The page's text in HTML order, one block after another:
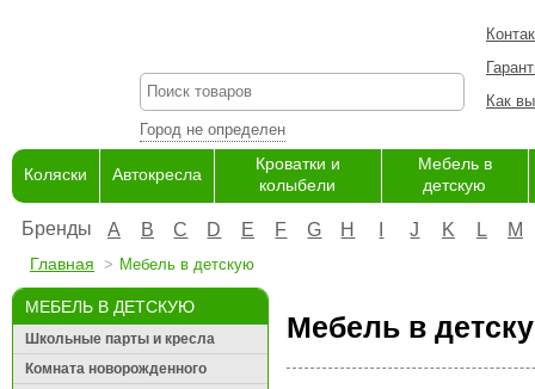
Город не определен
Как
Коляски Автокресла
Кроватки и
колыбели
Мебель в
детскую
Бренды A B C D E F G H J K L M
Главная Мебель в детскую
МЕБЕЛЬ В ДЕТСКУЮ
Школьные парты и кресла
Комната новорожденного
Мебель в